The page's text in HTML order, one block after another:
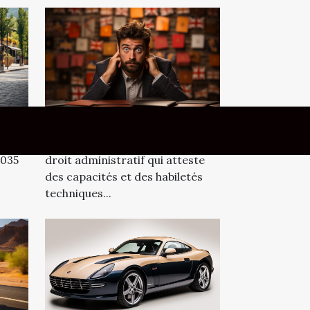
droit administratif qui atteste
des capacités et des habiletés
techniques...